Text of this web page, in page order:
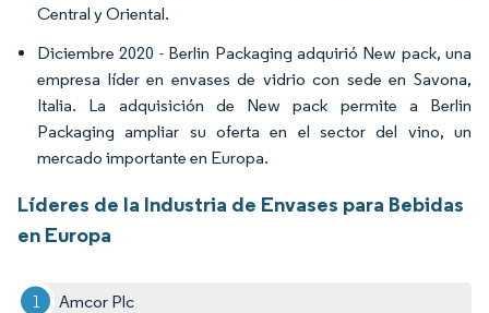
Central y Oriental.
Diciembre 2020 - Berlin Packaging adquirió New pack, una
empresa líder en envases de vidrio con sede en Savona,
Italia. La adquisición de New pack permite a Berlin
Packaging ampliar su oferta en el sector del vino, un
mercado importante en Europa.
Líderes de la Industria de Envases para Bebidas
en Europa
Amcor Plc